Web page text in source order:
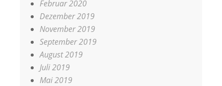
Februar 2020
Dezember 2019
November 2019
September 2019
August 2019
Juli 2019
Mai 2019